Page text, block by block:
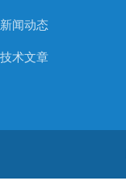
新闻动态
技术文章